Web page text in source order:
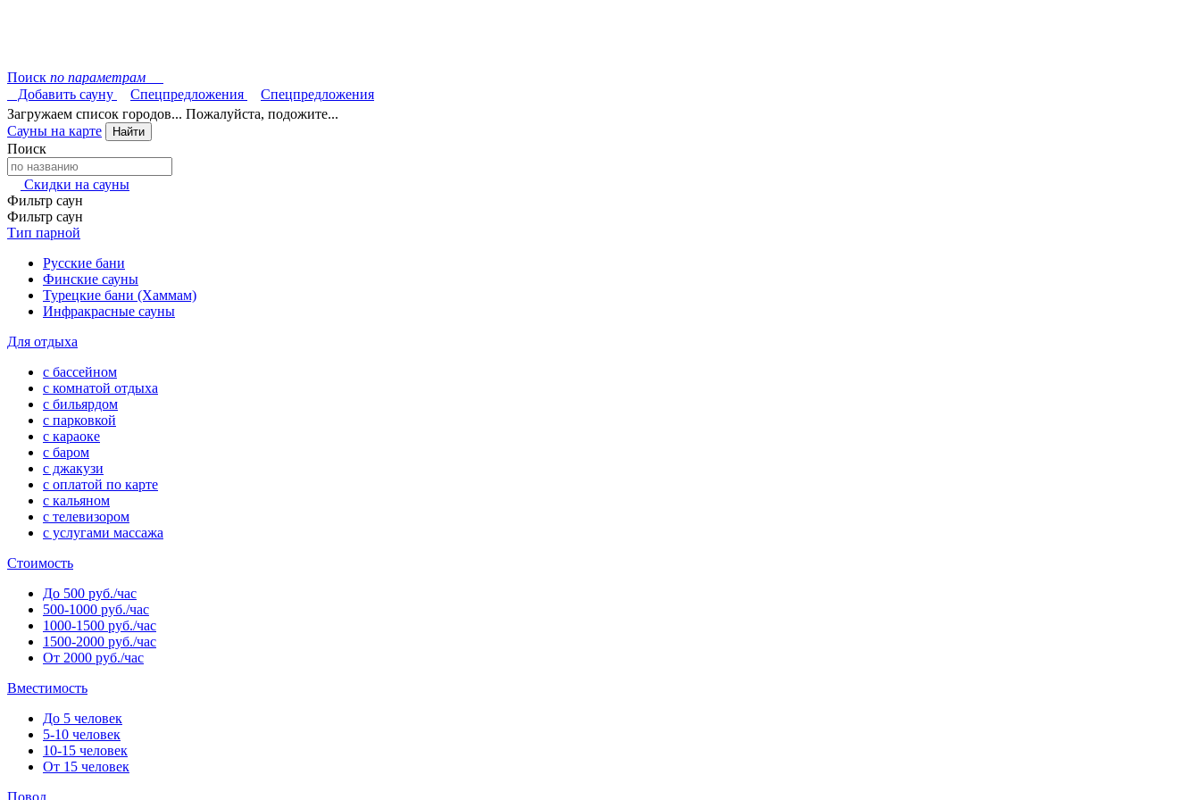
Поиск по параметрам
Добавить сауну
Спецпредложения
Спецпредложения
Загружаем список городов... Пожалуйста, подожите...
Сауны на карте
Найти
Поиск
Скидки на сауны
Фильтр саун
Фильтр саун
Тип парной
Русские бани
Финские сауны
Турецкие бани (Хаммам)
Инфракрасные сауны
Для отдыха
с бассейном
с комнатой отдыха
с бильярдом
с парковкой
с караоке
с баром
с джакузи
с оплатой по карте
с кальяном
с телевизором
с услугами массажа
Стоимость
До 500 руб./час
500-1000 руб./час
1000-1500 руб./час
1500-2000 руб./час
От 2000 руб./час
Вместимость
До 5 человек
5-10 человек
10-15 человек
От 15 человек
Повод